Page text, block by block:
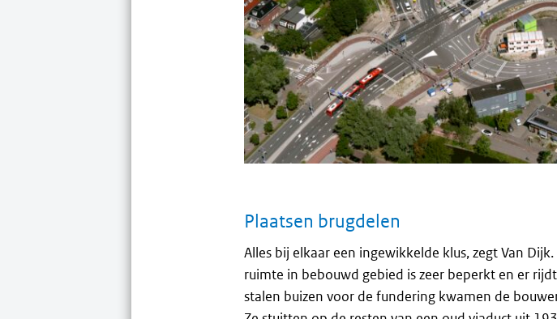
Plaatsen brugdelen
Alles bij elkaar een ingewikkelde klus, zegt Van
ruimte in bebouwd gebied is zeer beperkt en er
stalen buizen voor de fundering kwamen de